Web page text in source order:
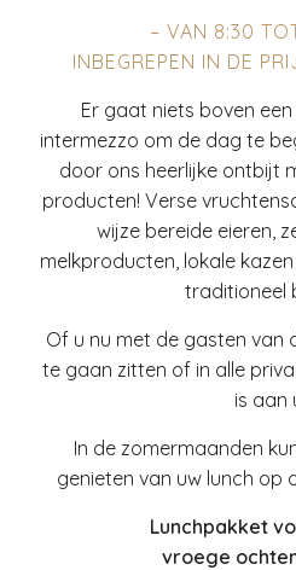
– VAN 8:30
INBEGREPEN IN DE
Er gaat niets boven
intermezzo om de dag te
door ons heerlijke ontbijt
producten! Verse
wijze bereide eieren,
melkproducten, lokale
traditioneel
Of u nu met de gasten van
te gaan zitten of in alle
is aan
In de zomermaanden
genieten van uw lunch op
Lunchpakket
vroege